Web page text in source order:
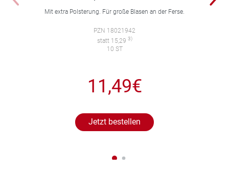
Mit extra Polsterung. Für große Blasen an der Ferse.
PZN 18021942
statt 15,29 3)
10 ST
11,49€
Jetzt bestellen